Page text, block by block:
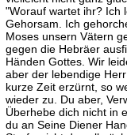
"Worauf wartet ihr? Ich
Gehorsam. Ich
Moses unsern Vätern
gegen die Hebräer
Händen Gottes. Wir
aber der lebendige
kurze Zeit erzürnt, so
wieder zu. Du aber,
Überhebe dich nicht in
du an Seine Diener